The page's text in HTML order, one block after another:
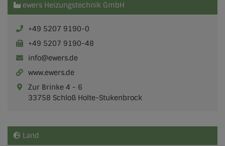
ewers Heizungstechnik GmbH
+49 5207 9190-0
+49 5207 9190-48
info@ewers.de
www.ewers.de
Zur Brinke 4 - 6
33758 Schloß Holte-Stukenbrock
Land